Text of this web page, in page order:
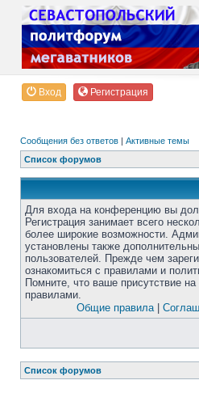
Вход Регистрация
Сообщения без ответов | Активные темы
Список форумов
Для входа на конференцию вы
Регистрация занимает всего
более широкие возможности.
установлены также
пользователей. Прежде чем
ознакомиться с правилами и
Помните, что ваше присутствие
правилами.
Общие правила|
Список форумов